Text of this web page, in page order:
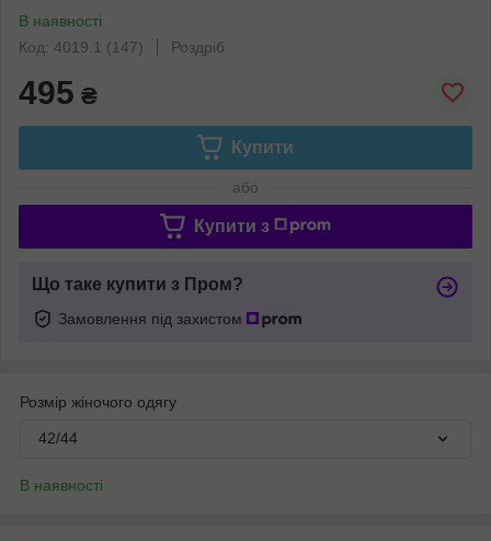
В наявності
Код: 4019.1 (147)
Роздріб
495 ₴
Купити
або
Купити з
Що таке купити з Пром?
Замовлення під захистом
Розмір жіночого одягу
42/44
В наявності